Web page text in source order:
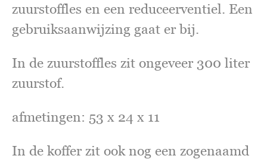
zuurstoffles en een reduceerventiel. Een
gebruiksaanwijzing gaat er bij.
In de zuurstoffles zit ongeveer 300 liter
zuurstof.
afmetingen: 53 x 24 x 11
In de koffer zit ook nog een zogenaamd